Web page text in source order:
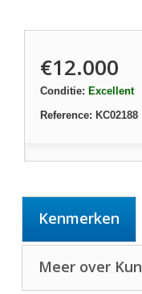
€12.000
Conditie: Excellent
Reference: KC02188
Kenmerken
Meer over